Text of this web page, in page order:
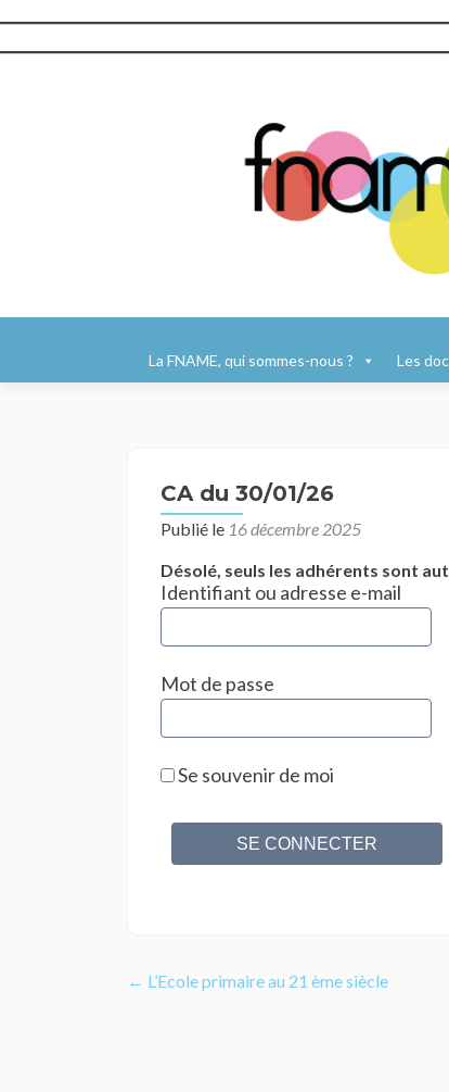
contenu
La FNAME, qui sommes-nous ? Les
CA du 30/01/26
Publié le 16 décembre 2025
Désolé, seuls les adhérents sont
Identifiant ou adresse e-mail
Mot de passe
Se souvenir de moi
Navigation
← L’Ecole primaire au 21 ème siècle